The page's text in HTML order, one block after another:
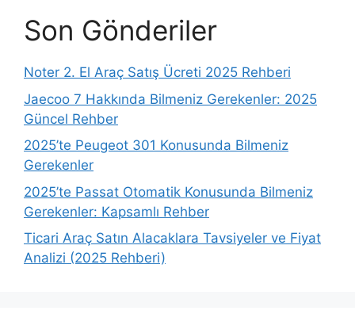
Son Gönderiler
Noter 2. El Araç Satış Ücreti 2025 Rehberi
Jaecoo 7 Hakkında Bilmeniz Gerekenler: 2025
Güncel Rehber
2025’te Peugeot 301 Konusunda Bilmeniz
Gerekenler
2025’te Passat Otomatik Konusunda Bilmeniz
Gerekenler: Kapsamlı Rehber
Ticari Araç Satın Alacaklara Tavsiyeler ve Fiyat
Analizi (2025 Rehberi)